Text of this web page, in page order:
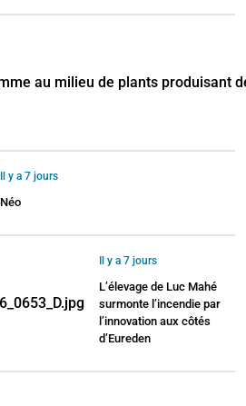
Il y a 7 jours
Néo
Il y a 7 jours
L’élevage de Luc Mahé
surmonte l’incendie par
l’innovation aux côtés
d’Eureden